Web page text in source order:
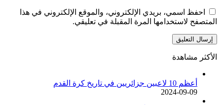
احفظ اسمي، بريدي الإلكتروني، والموقع الإلكتروني في هذا
المتصفح لاستخدامها المرة المقبلة في تعليقي.
الأكثر مشاهدة
أعظم 10 لاعبين جزائريين في تاريخ كرة القدم
2024-09-09